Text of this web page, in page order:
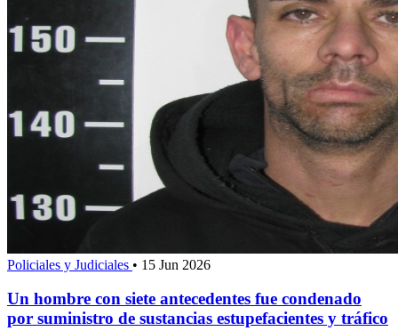
Policiales y Judiciales • 15 Jun 2026
Un hombre con siete antecedentes fue condenado
por suministro de sustancias estupefacientes y tráfico